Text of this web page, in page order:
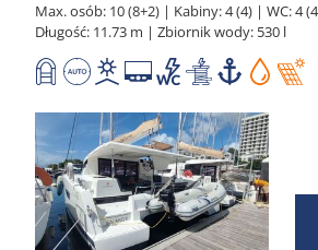
Max. osób: 10 (8+2) | Kabiny: 4 (4) | WC: 4
Długość: 11.73 m | Zbiornik wody: 530 l